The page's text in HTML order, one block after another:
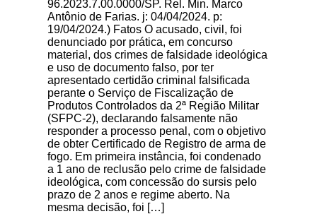
96.2023.7.00.0000/SP. Rel. Min. Marco
Antônio de Farias. j: 04/04/2024. p:
19/04/2024.) Fatos O acusado, civil, foi
denunciado por prática, em concurso
material, dos crimes de falsidade ideológica
e uso de documento falso, por ter
apresentado certidão criminal falsificada
perante o Serviço de Fiscalização de
Produtos Controlados da 2ª Região Militar
(SFPC-2), declarando falsamente não
responder a processo penal, com o objetivo
de obter Certificado de Registro de arma de
fogo. Em primeira instância, foi condenado
a 1 ano de reclusão pelo crime de falsidade
ideológica, com concessão do sursis pelo
prazo de 2 anos e regime aberto. Na
mesma decisão, foi […]